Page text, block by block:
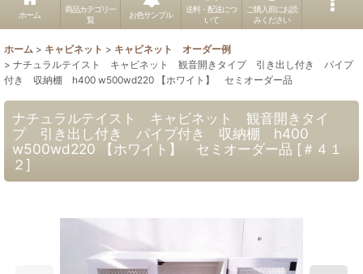
ホーム
商品カテゴリ一
覧
お色サンプル
送料・配送につ
いて
ご購入前にお読
みください
ホーム > キャビネット > キャビネット オーダー例
> ナチュラルテイスト キャビネット 観音開きタイプ 引き出し付き パイプ
付き 収納棚 h400 w500wd220 【ホワイト】 セミオーダー品
ナチュラルテイスト キャビネット 観音開きタイ
プ 引き出し付き パイプ付き 収納棚 h400
w500wd220 【ホワイト】 セミオーダー品 [＃４１
２]